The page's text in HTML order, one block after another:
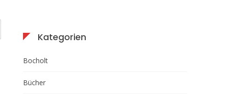
Kategorien
Bocholt
Bücher